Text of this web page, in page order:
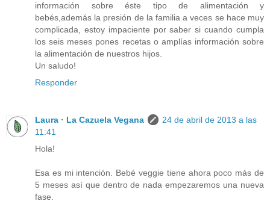
información sobre éste tipo de alimentación y
bebés,además la presión de la familia a veces se hace muy
complicada, estoy impaciente por saber si cuando cumpla
los seis meses pones recetas o amplías información sobre
la alimentación de nuestros hijos.
Un saludo!
Responder
Laura · La Cazuela Vegana
24 de abril de 2013 a las
11:41
Hola!
Esa es mi intención. Bebé veggie tiene ahora poco más de
5 meses así que dentro de nada empezaremos una nueva
fase.